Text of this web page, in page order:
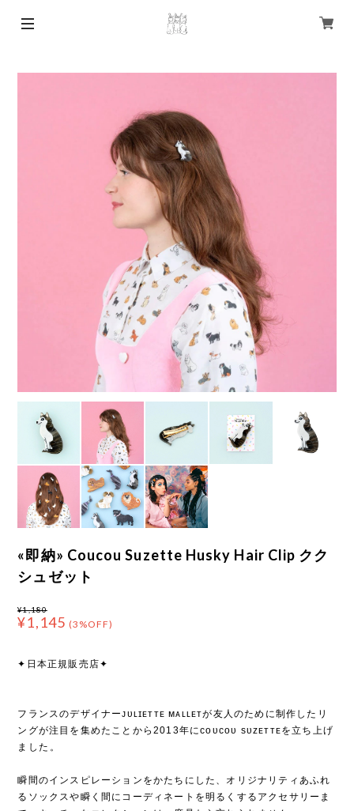
«即納» Coucou Suzette Husky Hair Clip クク
シュゼット
¥1,180
¥1,145 (3%OFF)
✦日本正規販売店✦
フランスのデザイナーᴊᴜʟɪᴇᴛᴛᴇ ᴍᴀʟʟᴇᴛが友人のために制作したリ
ングが注目を集めたことから2013年にᴄᴏᴜᴄᴏᴜ sᴜᴢᴇᴛᴛᴇを立ち上げ
ました⁡。
瞬間のインスピレーションをかたちにした、オリジナリティあふれ
るソックスや瞬く間にコーディネートを明るくするアクセサリーま